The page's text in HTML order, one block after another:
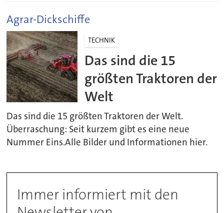
Agrar-Dickschiffe
TECHNIK
Das sind die 15
größten Traktoren der
Welt
Das sind die 15 größten Traktoren der Welt.
Überraschung: Seit kurzem gibt es eine neue
Nummer Eins.Alle Bilder und Informationen hier.
Immer informiert mit den